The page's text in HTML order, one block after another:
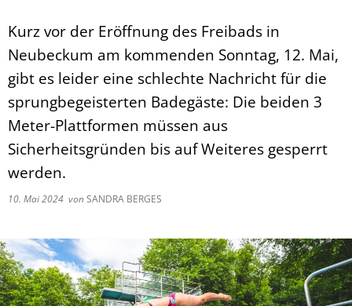
Kurz vor der Eröffnung des Freibads in
Neubeckum am kommenden Sonntag, 12. Mai,
gibt es leider eine schlechte Nachricht für die
sprungbegeisterten Badegäste: Die beiden 3
Meter-Plattformen müssen aus
Sicherheitsgründen bis auf Weiteres gesperrt
werden.
10. Mai 2024 vonSANDRA BERGES